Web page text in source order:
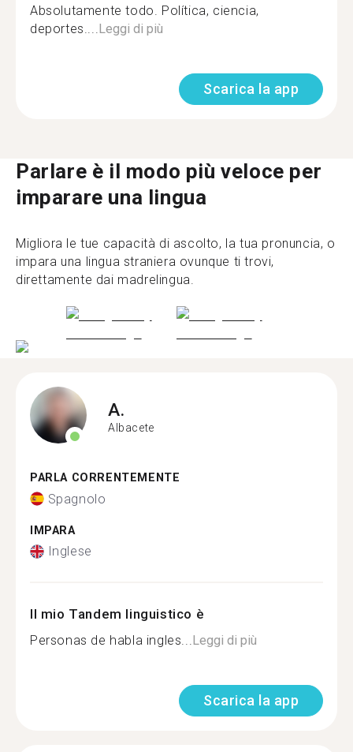
Absolutamente todo. Política, ciencia,
deportes.... Leggi di più
Scarica la app
Parlare è il modo più veloce per
imparare una lingua
Migliora le tue capacità di ascolto, la tua pronuncia, o
impara una lingua straniera ovunque ti trovi,
direttamente dai madrelingua.
A.
Albacete
PARLA CORRENTEMENTE
Spagnolo
IMPARA
Inglese
Il mio Tandem linguistico è
Personas de habla ingles...Leggi di più
Scarica la app